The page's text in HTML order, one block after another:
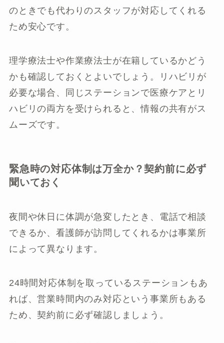
のときでも代わりのスタッフが対応してくれる
ため安心です。
理学療法士や作業療法士が在籍しているかどう
かも確認しておくとよいでしょう。リハビリが
必要な場合、同じステーションで医療ケアとリ
ハビリの両方を受けられると、情報の共有がス
ムーズです。
緊急時の対応体制は万全か？契約前に必ず
聞いておく
夜間や休日に体調が急変したとき、電話で相談
できるか、看護師が訪問してくれるかは事業所
によって異なります。
24時間対応体制を取っているステーションもあ
れば、営業時間内のみ対応という事業所もある
ため、契約前に必ず確認しましょう。